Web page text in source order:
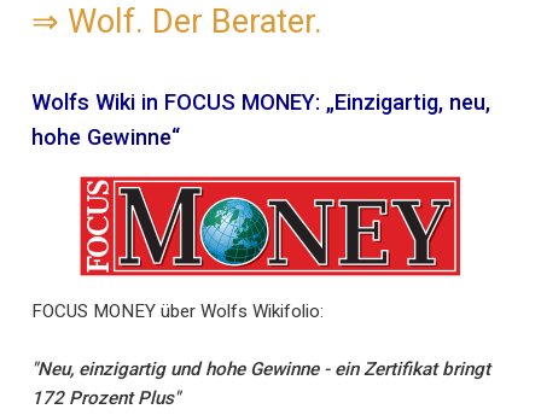
⇒ Wolf. Der Berater.
Wolfs Wiki in FOCUS MONEY: „Einzigartig, neu,
hohe Gewinne“
FOCUS MONEY über Wolfs Wikifolio:
"Neu, einzigartig und hohe Gewinne - ein Zertifikat bringt
172 Prozent Plus"